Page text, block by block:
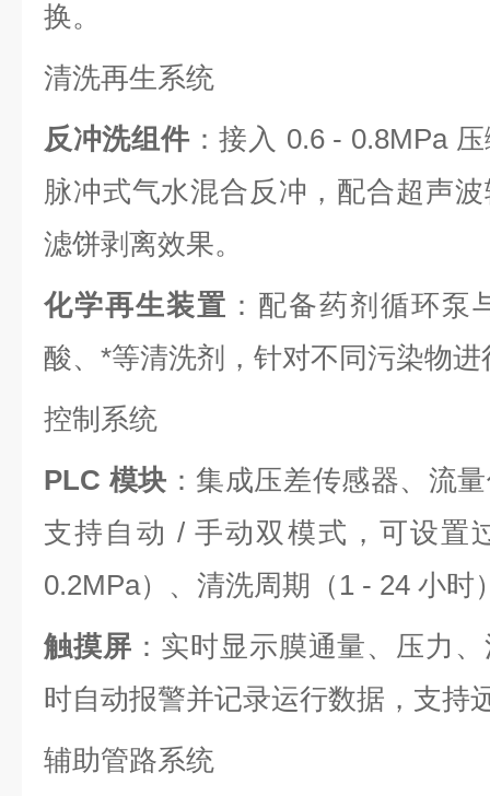
换。
清洗再生系统
反冲洗组件：接入 0.6 - 0.8MPa
脉冲式气水混合反冲，配合超声
滤饼剥离效果。
化学再生装置 ：配备药剂循环泵
酸、*等清洗剂，针对不同污染物
控制系统
PLC 模块 ：集成压差传感器、流
支持自动 / 手动双模式，可设置
0.2MPa）、清洗周期（1 - 24 小时
触摸屏 ：实时显示膜通量、压力
时自动报警并记录运行数据，支持
辅助管路系统